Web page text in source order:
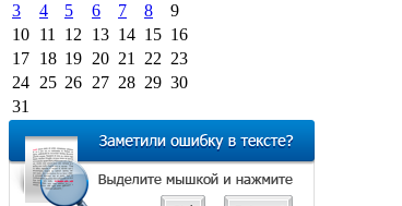
3
4 5 6 7 8
9
10 11 12 13 14 15 16
17 18 19 20 21 22 23
24 25 26 27 28 29 30
31